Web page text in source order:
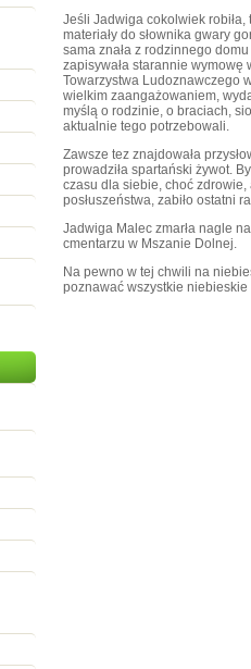
Jeśli Jadwiga cokolwiek
materiały do słownika gwary
sama znała z rodzinnego
zapisywała starannie wymowę
Towarzystwa Ludoznawczego
wielkim zaangażowaniem,
myślą o rodzinie, o braciach,
aktualnie tego potrzebowali.
Zawsze tez znajdowała
prowadziła spartański żywot.
czasu dla siebie, choć zdrowie,
posłuszeństwa, zabiło ostatni
Jadwiga Malec zmarła nagle
cmentarzu w Mszanie Dolnej.
Na pewno w tej chwili na
poznawać wszystkie niebieskie